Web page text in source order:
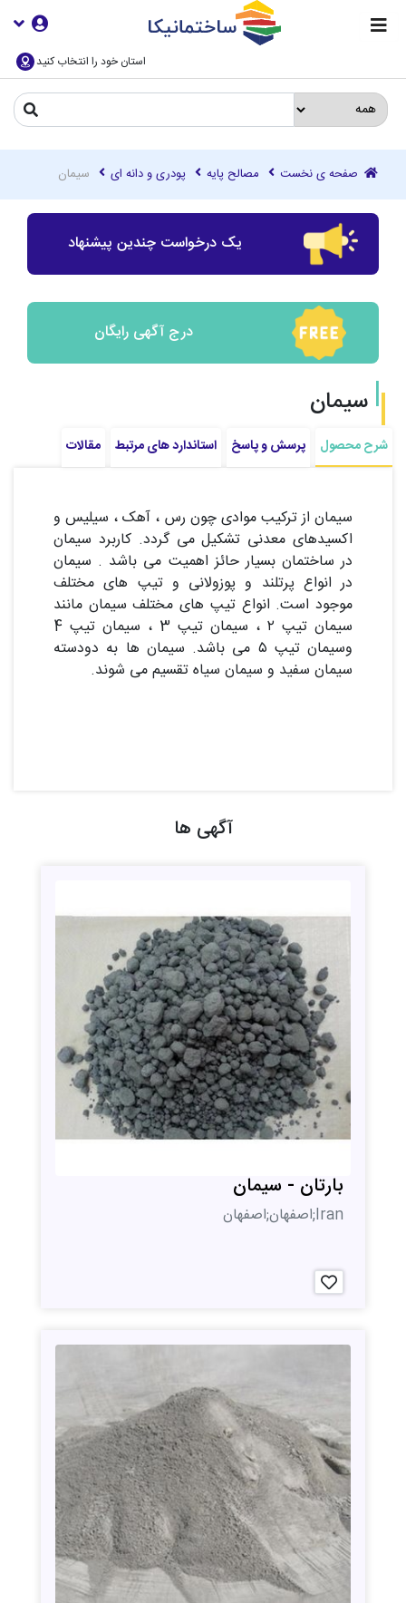
استان خود را انتخاب کنید
صفحه ی نخست مصالح پایه پودری و دانه ای سیمان
یک درخواست چندین پیشنهاد
درج آگهی رایگان
سیمان
شرح محصول پرسش و پاسخ استاندارد های مرتبط مقالات
سیمان از ترکیب موادی چون رس ، آهک ، سیلیس و
اکسیدهای معدنی تشکیل می گردد. کاربرد سیمان
در ساختمان بسیار حائز اهمیت می باشد . سیمان
در انواع پرتلند و پوزولانی و تیپ های مختلف
موجود است. انواع تیپ های مختلف سیمان مانند
سیمان تیپ ۲ ، سیمان تیپ 3 ، سیمان تیپ 4
وسیمان تیپ ۵ می باشد. سیمان ها به دودسته
سیمان سفید و سیمان سیاه تقسیم می شوند.
آگهی ها
بارتان - سیمان
Iran;اصفهان;اصفهان